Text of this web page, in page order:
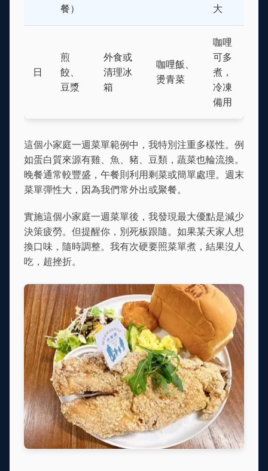
餐）
大
日
煎
餃、
豆漿
外食或
清理冰
箱
咖哩飯、
燙青菜
咖哩
可多
煮，
冷凍
備用
這個小家庭一週菜單範例中，我特別注重多樣性。例
如蛋白質來源有雞、魚、豬、豆類，蔬菜也輪流換。
晚餐通常較豐盛，午餐則利用剩菜或簡單處理。週末
菜單彈性大，因為我們常外出或聚餐。
實施這個小家庭一週菜單後，我發現最大優點是減少
決策疲勞。但提醒你，別死板跟隨。如果某天家人想
換口味，隨時調整。我有次硬要照菜單煮，結果沒人
吃，超挫折。